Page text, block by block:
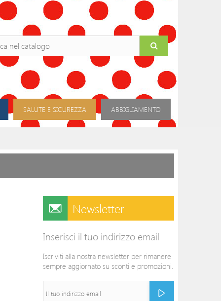
SALUTE E SICUREZZA ABBIGLIAMENTO
Newsletter
Inserisci il tuo indirizzo email
Iscriviti alla nostra newsletter per rimanere
sempre aggiornato su sconti e promozioni.